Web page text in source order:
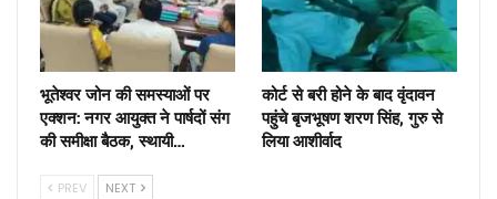
भूतेश्वर जोन की समस्याओं पर
एक्शन: नगर आयुक्त ने पार्षदों संग
की समीक्षा बैठक, स्थायी…
कोर्ट से बरी होने के बाद वृंदावन
पहुंचे बृजभूषण शरण सिंह, गुरु से
लिया आशीर्वाद
PREV NEXT